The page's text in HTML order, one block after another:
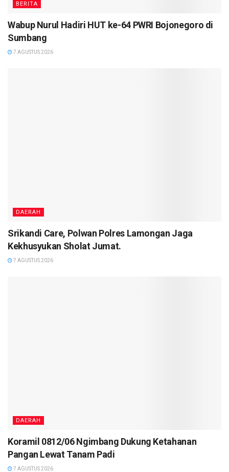
BERITA
Wabup Nurul Hadiri HUT ke-64 PWRI Bojonegoro di
Sumbang
7 AGUSTUS 2026
DAERAH
Srikandi Care, Polwan Polres Lamongan Jaga
Kekhusyukan Sholat Jumat.
7 AGUSTUS 2026
DAERAH
Koramil 0812/06 Ngimbang Dukung Ketahanan
Pangan Lewat Tanam Padi
7 AGUSTUS 2026